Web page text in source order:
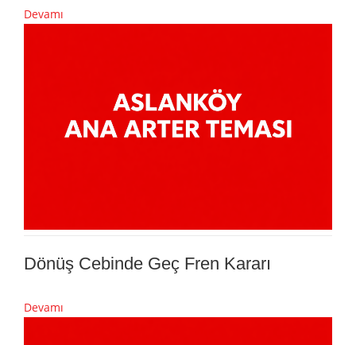
Devamı
Dönüş Cebinde Geç Fren Kararı
Devamı